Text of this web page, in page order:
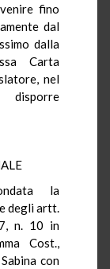
fino
dal
dalla
Carta
nel
la
degli artt.
n. 10 in
Cost.,
con